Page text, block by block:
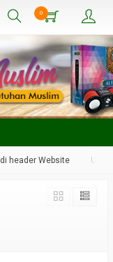
0
header Website